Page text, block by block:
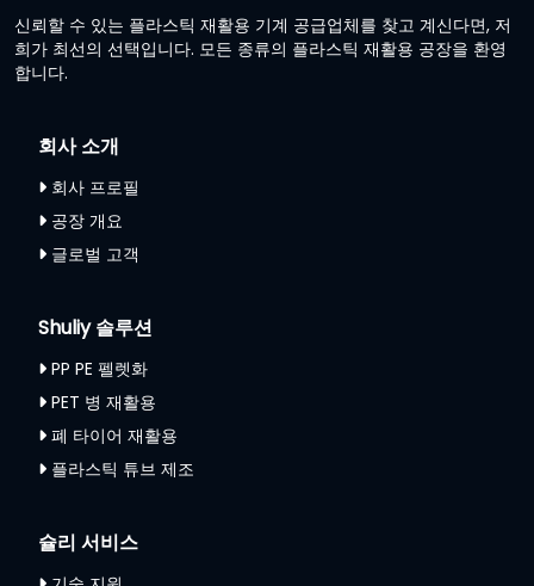
신뢰할 수 있는 플라스틱 재활용 기계 공급업체를 찾고 계신다면, 저
희가 최선의 선택입니다. 모든 종류의 플라스틱 재활용 공장을 환영
합니다.
회사 소개
회사 프로필
공장 개요
글로벌 고객
Shuliy 솔루션
PP PE 펠렛화
PET 병 재활용
폐 타이어 재활용
플라스틱 튜브 제조
슐리 서비스